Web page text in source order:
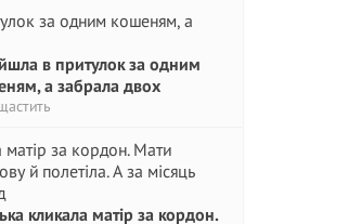
в притулок за одним
а забрала двох
кликала матір за кордон.